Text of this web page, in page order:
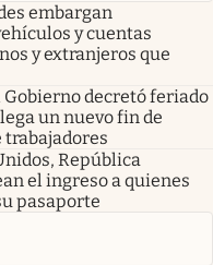
embargan
y cuentas
y extranjeros que
Gobierno decretó feriado
un nuevo fin de
trabajadores
República
el ingreso a quienes
pasaporte